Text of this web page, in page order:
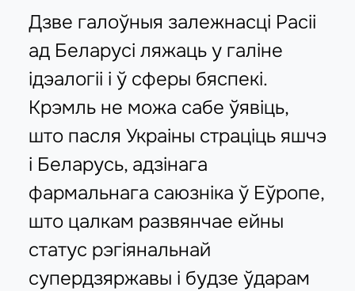
Дзве галоўныя залежнасці Расіі
ад Беларусі ляжаць у галіне
ідэалогіі і ў сферы бяспекі.
Крэмль не можа сабе ўявіць,
што пасля Украіны страціць яшчэ
і Беларусь, адзінага
фармальнага саюзніка ў Еўропе,
што цалкам развянчае ейны
статус рэгіянальнай
супердзяржавы і будзе ўдарам